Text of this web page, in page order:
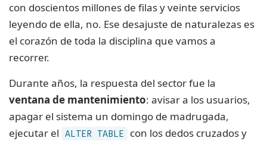
con doscientos millones de filas y veinte servicios
leyendo de ella, no. Ese desajuste de naturalezas es
el corazón de toda la disciplina que vamos a
recorrer.
Durante años, la respuesta del sector fue la
ventana de mantenimiento: avisar a los usuarios,
apagar el sistema un domingo de madrugada,
ejecutar el ALTER TABLE
con los dedos cruzados y